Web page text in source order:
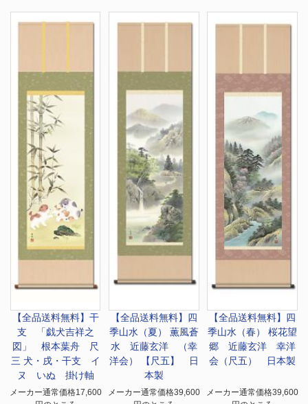
【全品送料無料】 干
支 「戯犬吉祥之
図」 根本葉舟 尺
三 犬・戌・干支 イ
ヌ いぬ 掛け軸
メーカー通常価格17,600
【全品送料無料】 四
季山水（夏） 薫風蒼
水 近藤玄洋 （幸
洋会） 【尺五】 日
本製
メーカー通常価格39,600
【全品送料無料】 四
季山水（春） 桜花望
郷 近藤玄洋 幸洋
会（尺五） 日本製
メーカー通常価格39,600